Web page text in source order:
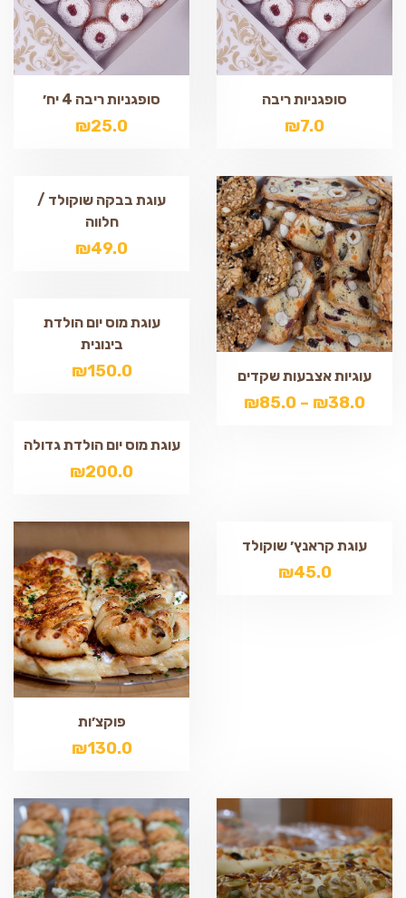
סופגניות ריבה
₪7.0
סופגניות ריבה 4 יח׳
₪25.0
עוגיות אצבעות שקדים
₪38.0
–
₪85.0
עוגת בבקה שוקולד /
חלווה
₪49.0
עוגת מוס יום הולדת
בינונית
₪150.0
עוגת מוס יום הולדת גדולה
₪200.0
עוגת קראנץ׳ שוקולד
₪45.0
פוקצ׳ות
₪130.0